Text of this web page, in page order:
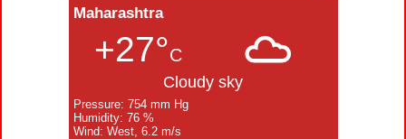
Maharashtra
+27°C
Cloudy sky
Pressure: 754 mm Hg
Humidity: 76 %
Wind: West, 6.2 m/s